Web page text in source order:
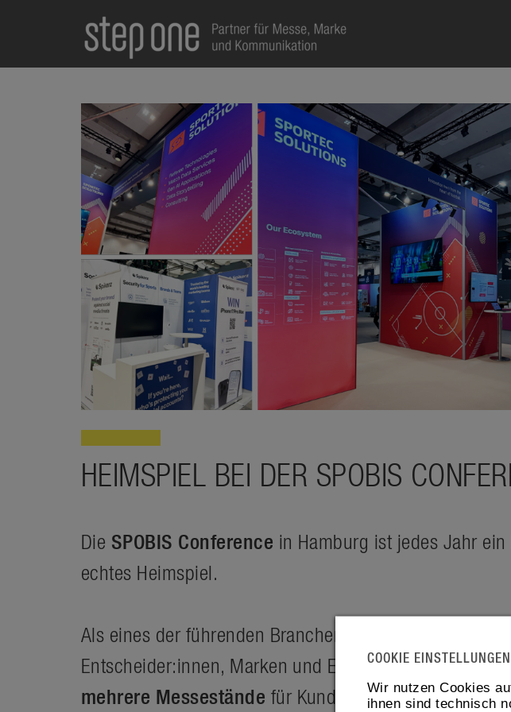
HEIMSPIEL BEI DER SPOBIS
Die SPOBIS Conference in Hamburg ist jedes Jahr
echtes Heimspiel.
Als eines der führenden Branchenevents im
Entscheider:innen, Marken und Expert:innen aus der
mehrere Messestände für Kunden aus Deutschland
COOKIE EINSTELLUNGEN
Wir nutzen Cookies
ihnen sind technisch